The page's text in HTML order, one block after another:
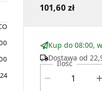
24
101,60 zł
Kup do 08:00,
Dostawa od
Ilość